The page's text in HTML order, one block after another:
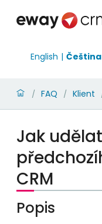
English Čeština
/ FAQ / Klient
Jak
CRM
Popis